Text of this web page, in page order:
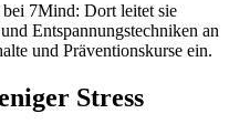
7Mind: Dort leitet sie
Entspannungstechniken an
und Präventionskurse ein.
Stress